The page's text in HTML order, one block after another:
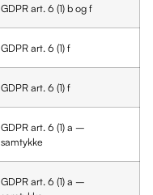
GDPR art. 6 (1) b og f
GDPR art. 6 (1) f
GDPR art. 6 (1) f
GDPR art. 6 (1) a –
samtykke
GDPR art. 6 (1) a –